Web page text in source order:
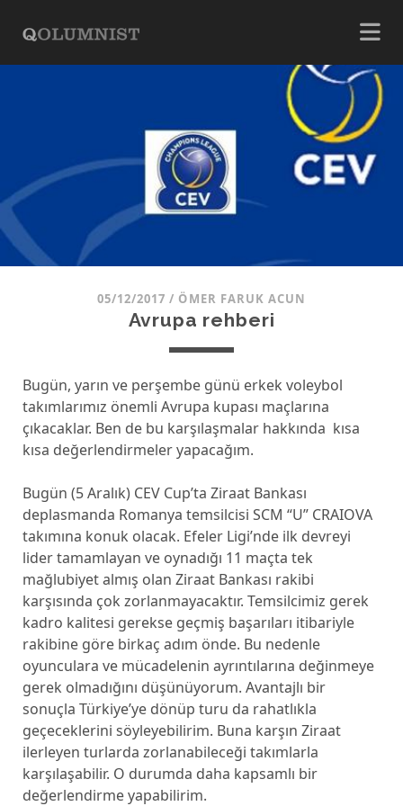
05/12/2017 / ÖMER FARUK ACUN
Avrupa rehberi
Bugün, yarın ve perşembe günü erkek voleybol
takımlarımız önemli Avrupa kupası maçlarına
çıkacaklar. Ben de bu karşılaşmalar hakkında kısa
kısa değerlendirmeler yapacağım.
Bugün (5 Aralık) CEV Cup’ta Ziraat Bankası
deplasmanda Romanya temsilcisi SCM “U” CRAIOVA
takımına konuk olacak. Efeler Ligi’nde ilk devreyi
lider tamamlayan ve oynadığı 11 maçta tek
mağlubiyet almış olan Ziraat Bankası rakibi
karşısında çok zorlanmayacaktır. Temsilcimiz gerek
kadro kalitesi gerekse geçmiş başarıları itibariyle
rakibine göre birkaç adım önde. Bu nedenle
oyunculara ve mücadelenin ayrıntılarına değinmeye
gerek olmadığını düşünüyorum. Avantajlı bir
sonuçla Türkiye’ye dönüp turu da rahatlıkla
geçeceklerini söyleyebilirim. Buna karşın Ziraat
ilerleyen turlarda zorlanabileceği takımlarla
karşılaşabilir. O durumda daha kapsamlı bir
değerlendirme yapabilirim.